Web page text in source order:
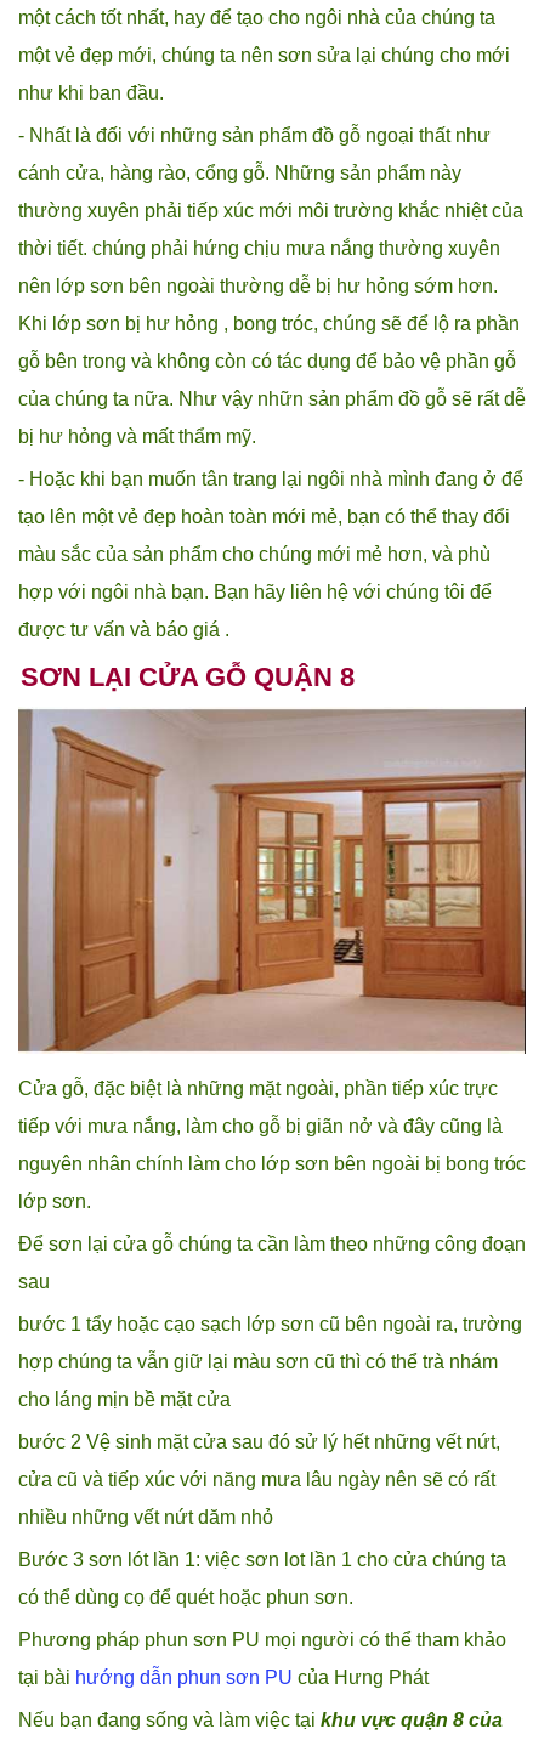
một cách tốt nhất, hay để tạo cho ngôi nhà của chúng ta
một vẻ đẹp mới, chúng ta nên sơn sửa lại chúng cho mới
như khi ban đầu.
- Nhất là đối với những sản phẩm đồ gỗ ngoại thất như
cánh cửa, hàng rào, cổng gỗ. Những sản phẩm này
thường xuyên phải tiếp xúc mới môi trường khắc nhiệt của
thời tiết. chúng phải hứng chịu mưa nắng thường xuyên
nên lớp sơn bên ngoài thường dễ bị hư hỏng sớm hơn.
Khi lớp sơn bị hư hỏng , bong tróc, chúng sẽ để lộ ra phần
gỗ bên trong và không còn có tác dụng để bảo vệ phần gỗ
của chúng ta nữa. Như vậy nhữn sản phẩm đồ gỗ sẽ rất dễ
bị hư hỏng và mất thẩm mỹ.
- Hoặc khi bạn muốn tân trang lại ngôi nhà mình đang ở để
tạo lên một vẻ đẹp hoàn toàn mới mẻ, bạn có thể thay đổi
màu sắc của sản phẩm cho chúng mới mẻ hơn, và phù
hợp với ngôi nhà bạn. Bạn hãy liên hệ với chúng tôi để
được tư vấn và báo giá .
SƠN LẠI CỬA GỖ QUẬN 8
Cửa gỗ, đặc biệt là những mặt ngoài, phần tiếp xúc trực
tiếp với mưa nắng, làm cho gỗ bị giãn nở và đây cũng là
nguyên nhân chính làm cho lớp sơn bên ngoài bị bong tróc
lớp sơn.
Để sơn lại cửa gỗ chúng ta cần làm theo những công đoạn
sau
bước 1 tẩy hoặc cạo sạch lớp sơn cũ bên ngoài ra, trường
hợp chúng ta vẫn giữ lại màu sơn cũ thì có thể trà nhám
cho láng mịn bề mặt cửa
bước 2 Vệ sinh mặt cửa sau đó sử lý hết những vết nứt,
cửa cũ và tiếp xúc với năng mưa lâu ngày nên sẽ có rất
nhiều những vết nứt dăm nhỏ
Bước 3 sơn lót lần 1: việc sơn lot lần 1 cho cửa chúng ta
có thể dùng cọ để quét hoặc phun sơn.
Phương pháp phun sơn PU mọi người có thể tham khảo
tại bài hướng dẫn phun sơn PU của Hưng Phát
Nếu bạn đang sống và làm việc tại khu vực quận 8 của